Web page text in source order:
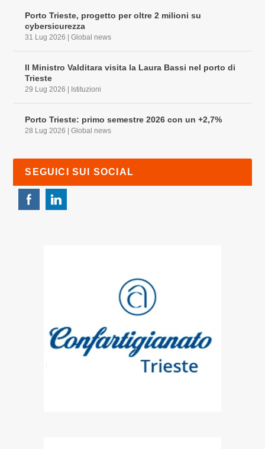
Porto Trieste, progetto per oltre 2 milioni su
cybersicurezza
31 Lug 2026 |Global news
Il Ministro Valditara visita la Laura Bassi nel porto di
Trieste
29 Lug 2026 Istituzioni
Porto Trieste: primo semestre 2026 con un +2,7%
28 Lug 2026 |Global news
SEGUICI SUI SOCIAL